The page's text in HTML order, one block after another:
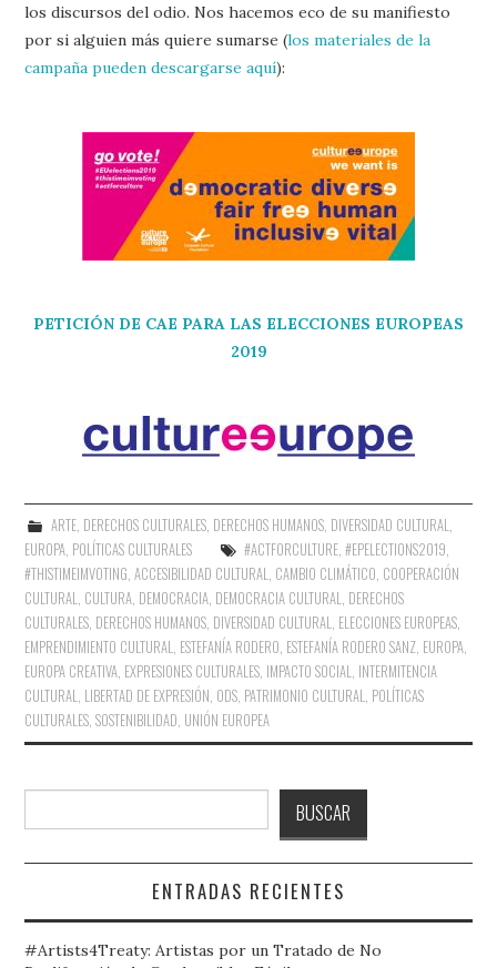
los discursos del odio. Nos hacemos eco de su manifiesto
por si alguien más quiere sumarse (los materiales de la
campaña pueden descargarse aquí):
PETICIÓN DE CAE PARA LAS ELECCIONES EUROPEAS
2019
ARTE, DERECHOS CULTURALES, DERECHOS HUMANOS, DIVERSIDAD CULTURAL
EUROPA POLÍTICAS CULTURALES #ACTFORCULTURE, #EPELECTIONS2019
#THISTIMEIMVOTING ,ACCESIBILIDAD CULTURAL CAMBIO CLIMÁTICO COOPERACIÓN
CULTURAL CULTURA DEMOCRACIA DEMOCRACIA CULTURAL DERECHOS
CULTURALES DERECHOS HUMANOS DIVERSIDAD CULTURAL ELECCIONES EUROPEAS
EMPRENDIMIENTO CULTURAL ESTEFANÍA RODERO ESTEFANÍA RODERO SANZ EUROPA
EUROPA CREATIVA EXPRESIONES CULTURALES IMPACTO SOCIAL INTERMITENCIA
CULTURAL LIBERTAD DE EXPRESIÓN ODS PATRIMONIO CULTURAL POLÍTICAS
CULTURALES ,SOSTENIBILIDAD UNIÓN EUROPEA
BUSCAR
ENTRADAS RECIENTES
#Artists4Treaty: Artistas por un Tratado de No